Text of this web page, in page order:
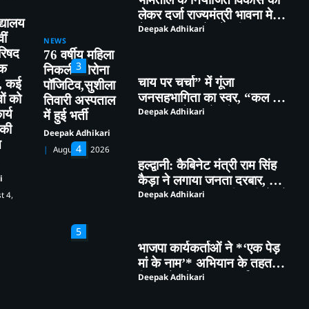
कई
को
4,
NEWS
76 वर्षीय महिला
निकली कोरोना
पॉजिटिव,सुशीला
तिवारी अस्पताल
में हुई भर्ती
Deepak Adhikari
August 4, 2026
लेकर दर्जा राज्यमंत्री भावना मेहरा
ने मुख्यमंत्री को सौंपा विस्तृत
Deepak Adhikari
3
चाय पर चर्चा” में गूंजा
जनसहभागिता का स्वर, “कल का
कालाढूंगी कैसा हो” विषय पर हुआ
Deepak Adhikari
4
हल्द्वानी: कैबिनेट मंत्री राम सिंह
कैड़ा ने लगाया जनता दरबार, मौके
पर सुनीं समस्याएं, अधिकारियों को
Deepak Adhikari
5
भाजपा कार्यकर्ताओं ने *‘एक पेड़
मां के नाम’* अभियान के तहत
किया पौधारोपण तथा पर्यावरण
Deepak Adhikari